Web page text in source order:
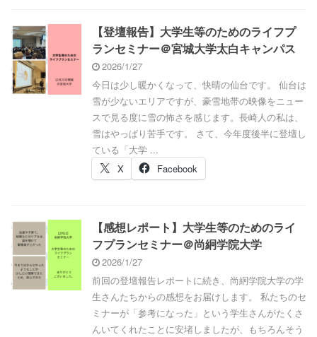
【登壇報告】大学生等のためのライフプ
ランセミナー＠宮城大学太白キャンパス
2026/1/27
今日は少し暖かくなって、快晴の仙台です。 仙台は
雪が少ないエリアですが、豪雪地帯の映像をニュー
スで見る度に雪の怖さを感じます。長崎人の私は、
雪はやっぱり苦手です。 さて、今年度後半に登壇し
ている「大学 ...
X
Facebook
【感想レポート】大学生等のためのライ
フプランセミナー＠尚絅学院大学
2026/1/27
前回の登壇報告レポートに続き、尚絅学院大学の学
生さんたちからの感想をお届けします。 私たちのセ
ミナーが「参考になった」という学生さんがたくさ
んいてくれたことに安堵しましたが、もちろんそう